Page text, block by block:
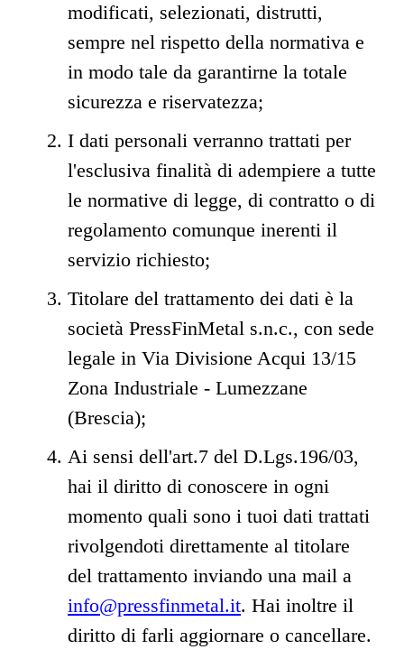
modificati, selezionati, distrutti,
sempre nel rispetto della normativa e
in modo tale da garantirne la totale
sicurezza e riservatezza;
I dati personali verranno trattati per
l'esclusiva finalità di adempiere a tutte
le normative di legge, di contratto o di
regolamento comunque inerenti il
servizio richiesto;
Titolare del trattamento dei dati è la
società PressFinMetal s.n.c., con sede
legale in Via Divisione Acqui 13/15
Zona Industriale - Lumezzane
(Brescia);
Ai sensi dell'art.7 del D.Lgs.196/03,
hai il diritto di conoscere in ogni
momento quali sono i tuoi dati trattati
rivolgendoti direttamente al titolare
del trattamento inviando una mail a
info@pressfinmetal.it. Hai inoltre il
diritto di farli aggiornare o cancellare.